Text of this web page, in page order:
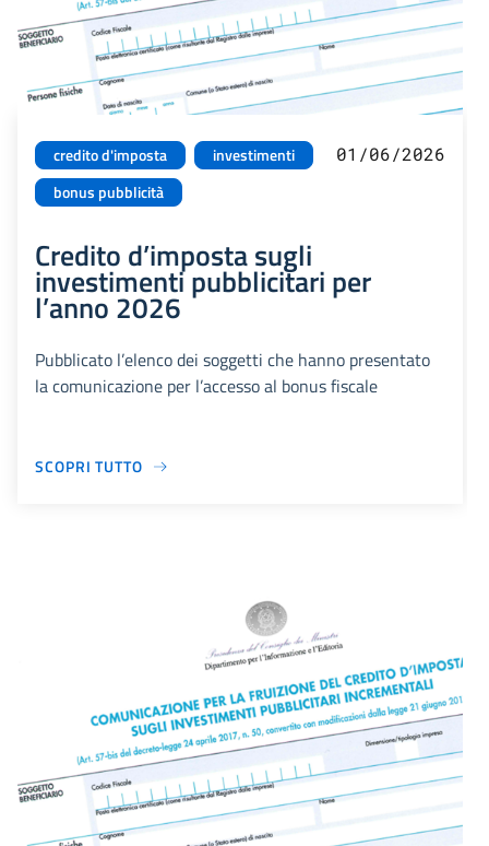
credito d'imposta
investimenti
bonus pubblicità
01/06/2026
Credito d’imposta sugli
investimenti pubblicitari per
l’anno 2026
Pubblicato l’elenco dei soggetti che hanno presentato
la comunicazione per l’accesso al bonus fiscale
SCOPRI TUTTO